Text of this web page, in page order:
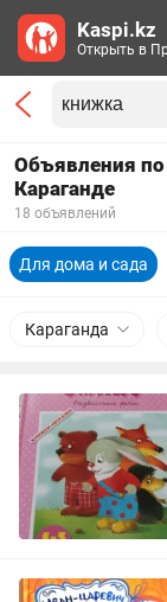
Объявления
Караганде
18 объявлений
Для дома и сада
Караганда
Kaspi.kz
Открыть в